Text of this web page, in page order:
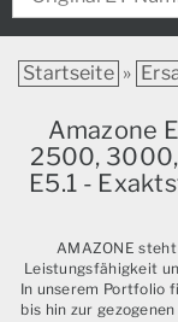
Startseite »
Amazone
2500,
E5.1 -
AMAZONE
Leistungsfähigkeit
In unserem Portfolio
bis hin zur